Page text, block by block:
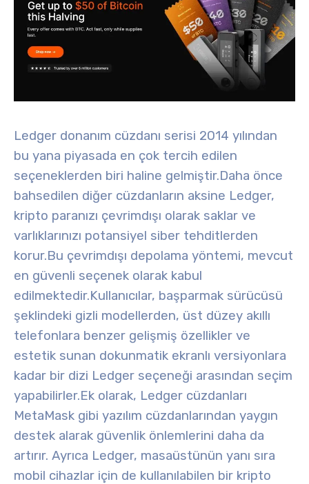
Ledger donanım cüzdanı serisi 2014 yılından
bu yana piyasada en çok tercih edilen
seçeneklerden biri haline gelmiştir.Daha önce
bahsedilen diğer cüzdanların aksine Ledger,
kripto paranızı çevrimdışı olarak saklar ve
varlıklarınızı potansiyel siber tehditlerden
korur.Bu çevrimdışı depolama yöntemi, mevcut
en güvenli seçenek olarak kabul
edilmektedir.Kullanıcılar, başparmak sürücüsü
şeklindeki gizli modellerden, üst düzey akıllı
telefonlara benzer gelişmiş özellikler ve
estetik sunan dokunmatik ekranlı versiyonlara
kadar bir dizi Ledger seçeneği arasından seçim
yapabilirler.Ek olarak, Ledger cüzdanları
MetaMask gibi yazılım cüzdanlarından yaygın
destek alarak güvenlik önlemlerini daha da
artırır. Ayrıca Ledger, masaüstünün yanı sıra
mobil cihazlar için de kullanılabilen bir kripto